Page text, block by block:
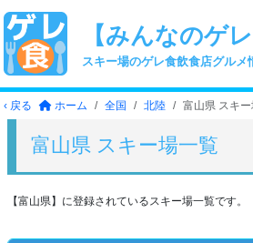
【みんなのゲレ
スキー場のゲレ食飲食店グルメ
‹ 戻る ホーム 全国 北陸 富山県 スキ
富山県 スキー場一覧
【富山県】に登録されているスキー場一覧です。